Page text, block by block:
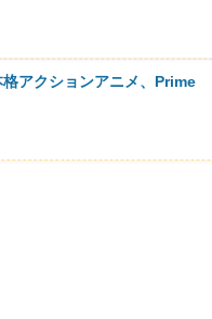
アクションアニメ、Prime